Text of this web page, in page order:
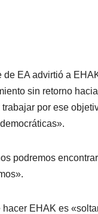
de EA advirtió a
sin retorno
por ese
podremos
EHAK es